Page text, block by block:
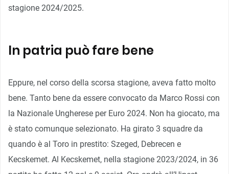
stagione 2024/2025.
In patria può fare bene
Eppure, nel corso della scorsa stagione, aveva fatto molto
bene. Tanto bene da essere convocato da Marco Rossi con
la Nazionale Ungherese per Euro 2024. Non ha giocato, ma
è stato comunque selezionato. Ha girato 3 squadre da
quando è al Toro in prestito: Szeged, Debrecen e
Kecskemet. Al Kecskemet, nella stagione 2023/2024, in 36